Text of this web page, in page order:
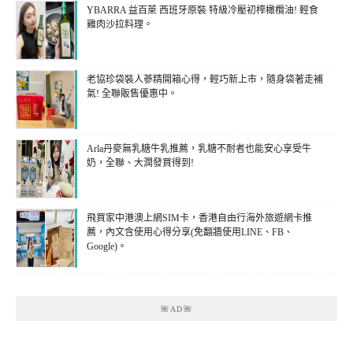
YBARRA 益百萊 西班牙原裝 特級冷壓初榨橄欖油! 輕食
雞肉沙拉料理。
老協珍袋裝人蔘精開箱心得，輕巧新上市，隨身袋著走補
氣! 全聯販售優惠中。
Arla丹麥無乳糖牛乳推薦，乳糖不耐者也能安心享受牛
奶，全聯、大潤發買得到!
飛買家中港澳上網SIM卡，香港自由行海外旅遊網卡推
薦，內文含使用心得分享(免翻牆使用LINE、FB、
Google)。
🌺AD🌺